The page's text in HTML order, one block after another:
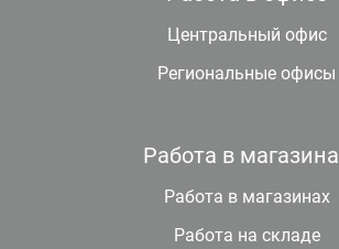
Центральный офис
Региональные офисы
Работа в
Работа в магазинах
Работа на складе